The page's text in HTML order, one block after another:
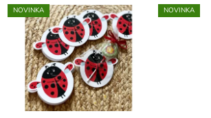
NOVINKA NOVINKA